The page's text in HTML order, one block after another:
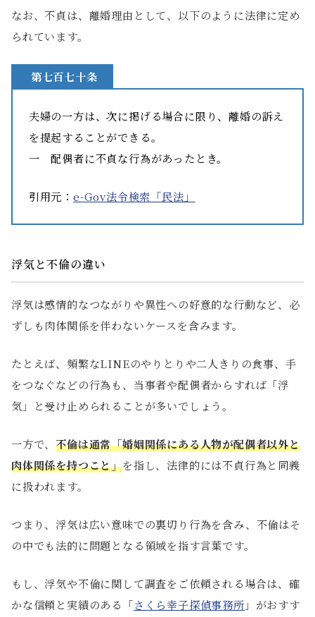
なお、不貞は、離婚理由として、以下のように法律に定め
られています。
第七百七十条
夫婦の一方は、次に掲げる場合に限り、離婚の訴え
を提起することができる。
一 配偶者に不貞な行為があったとき。
引用元： e-Gov法令検索「民法」
浮気と不倫の違い
浮気は感情的なつながりや異性への好意的な行動など、必
ずしも肉体関係を伴わないケースを含みます。
たとえば、頻繁なLINEのやりとりや二人きりの食事、手
をつなぐなどの行為も、当事者や配偶者からすれば「浮
気」と受け止められることが多いでしょう。
一方で、不倫は通常「婚姻関係にある人物が配偶者以外と
肉体関係を持つこと」を指し、法律的には不貞行為と同義
に扱われます。
つまり、浮気は広い意味での裏切り行為を含み、不倫はそ
の中でも法的に問題となる領域を指す言葉です。
もし、浮気や不倫に関して調査をご依頼される場合は、確
かな信頼と実績のある「さくら幸子探偵事務所 」がおすす